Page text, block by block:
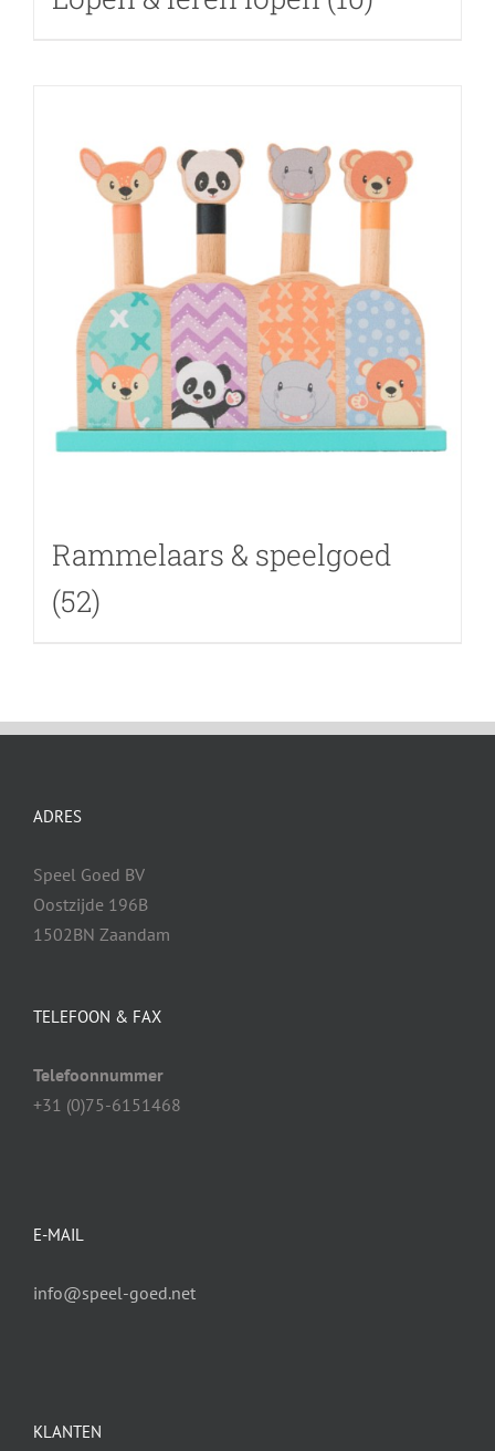
Rammelaars & speelgoed
(52)
ADRES
Speel Goed BV
Oostzijde 196B
1502BN Zaandam
TELEFOON & FAX
Telefoonnummer
+31 (0)75-6151468
E-MAIL
info@speel-goed.net
KLANTEN